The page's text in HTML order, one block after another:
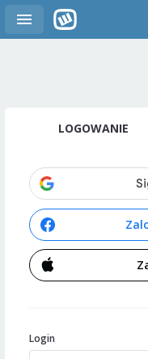
LOGOWANIE
Login